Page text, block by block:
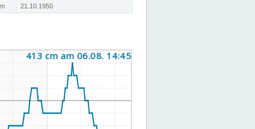
21.10.1950